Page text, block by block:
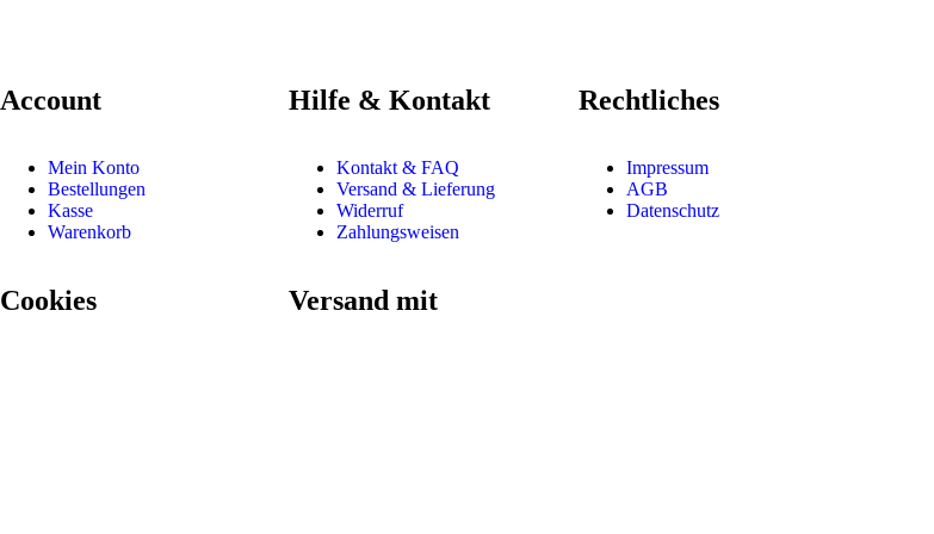
Account
Mein Konto
Bestellungen
Kasse
Warenkorb
Cookies
Hilfe & Kontakt
Kontakt & FAQ
Versand & Lieferung
Widerruf
Zahlungsweisen
Versand mit
Rechtliches
Impressum
AGB
Datenschutz